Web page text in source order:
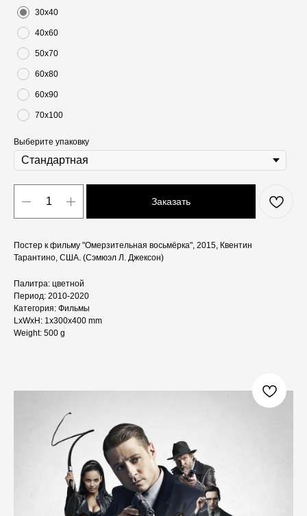
30х40
40х60
50х70
60х80
60х90
70х100
Выберите упаковку
Заказать
Постер к фильму "Омерзительная восьмёрка", 2015, Квентин
Тарантино, США. (Сэмюэл Л. Джексон)
Палитра: цветной
Период: 2010-2020
Категория: Фильмы
LxWxH: 1x300x400 mm
Weight: 500 g